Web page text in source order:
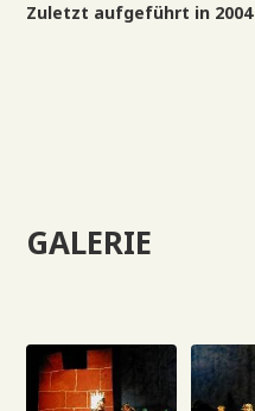
Zuletzt aufgeführt in 2004
GALERIE